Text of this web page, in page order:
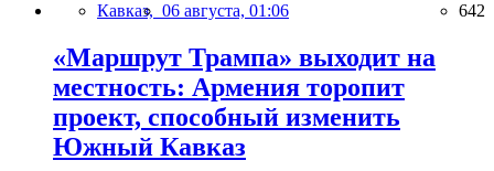
Кавказ, 06 августа, 01:06 642
«Маршрут Трампа» выходит на
местность: Армения торопит
проект, способный изменить
Южный Кавказ